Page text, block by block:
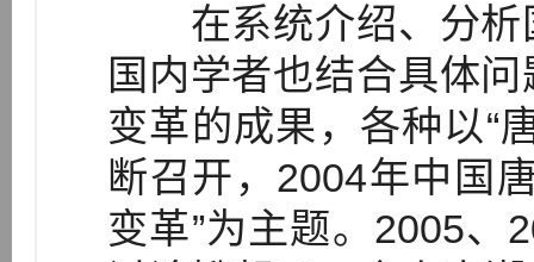
在系统介绍、分析
国内学者也结合具体
变革的成果，各种以“
断召开，2004年中国
变革”为主题。2005、